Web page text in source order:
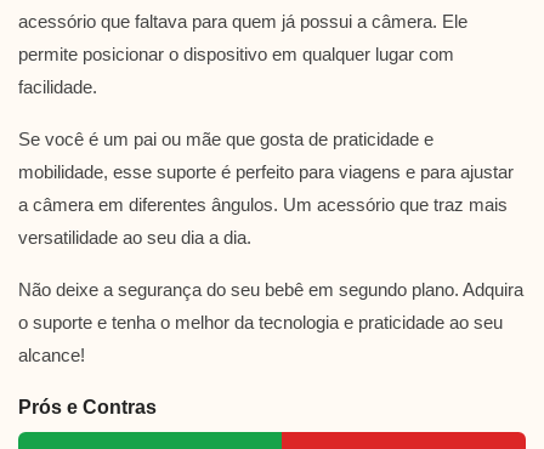
acessório que faltava para quem já possui a câmera. Ele
permite posicionar o dispositivo em qualquer lugar com
facilidade.
Se você é um pai ou mãe que gosta de praticidade e
mobilidade, esse suporte é perfeito para viagens e para ajustar
a câmera em diferentes ângulos. Um acessório que traz mais
versatilidade ao seu dia a dia.
Não deixe a segurança do seu bebê em segundo plano. Adquira
o suporte e tenha o melhor da tecnologia e praticidade ao seu
alcance!
Prós e Contras